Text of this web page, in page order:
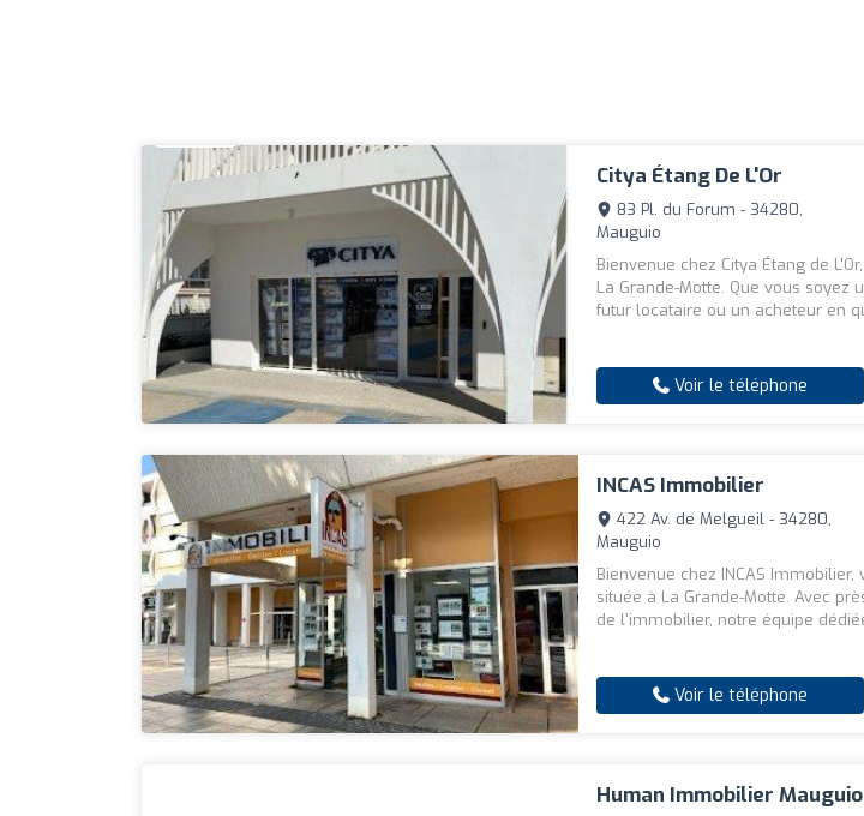
Citya Étang De L'Or
83 Pl. du Forum - 34280,
Mauguio
Bienvenue chez Citya Étang de
La Grande-Motte. Que vous soyez
futur locataire ou un acheteur en
Voir le téléphone
INCAS Immobilier
422 Av. de Melgueil - 34280,
Mauguio
Bienvenue chez INCAS
située à La Grande-Motte. Avec
de l'immobilier, notre équipe
Voir le téléphone
Human Immobilier Mauguio